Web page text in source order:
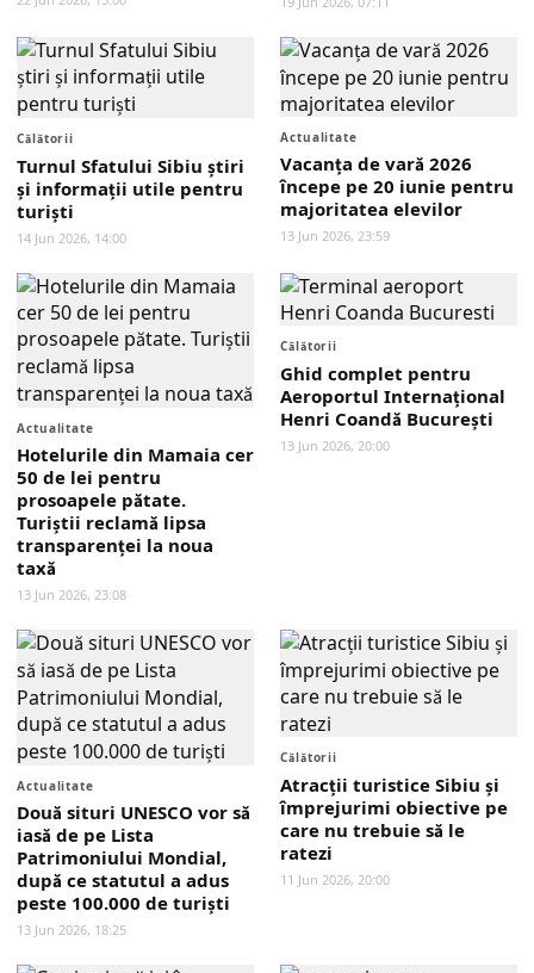
Călătorii
Turnul Sfatului Sibiu știri
și informații utile pentru
turiști
14 Jun 2026, 14:00
Actualitate
Vacanța de vară 2026
începe pe 20 iunie pentru
majoritatea elevilor
13 Jun 2026, 23:59
Actualitate
Hotelurile din Mamaia cer
50 de lei pentru
prosoapele pătate.
Turiștii reclamă lipsa
transparenței la noua
taxă
13 Jun 2026, 23:08
Călătorii
Ghid complet pentru
Aeroportul Internațional
Henri Coandă București
13 Jun 2026, 20:00
Actualitate
Două situri UNESCO vor să
iasă de pe Lista
Patrimoniului Mondial,
după ce statutul a adus
peste 100.000 de turiști
13 Jun 2026, 18:25
Călătorii
Atracții turistice Sibiu și
împrejurimi obiective pe
care nu trebuie să le
ratezi
11 Jun 2026, 20:00